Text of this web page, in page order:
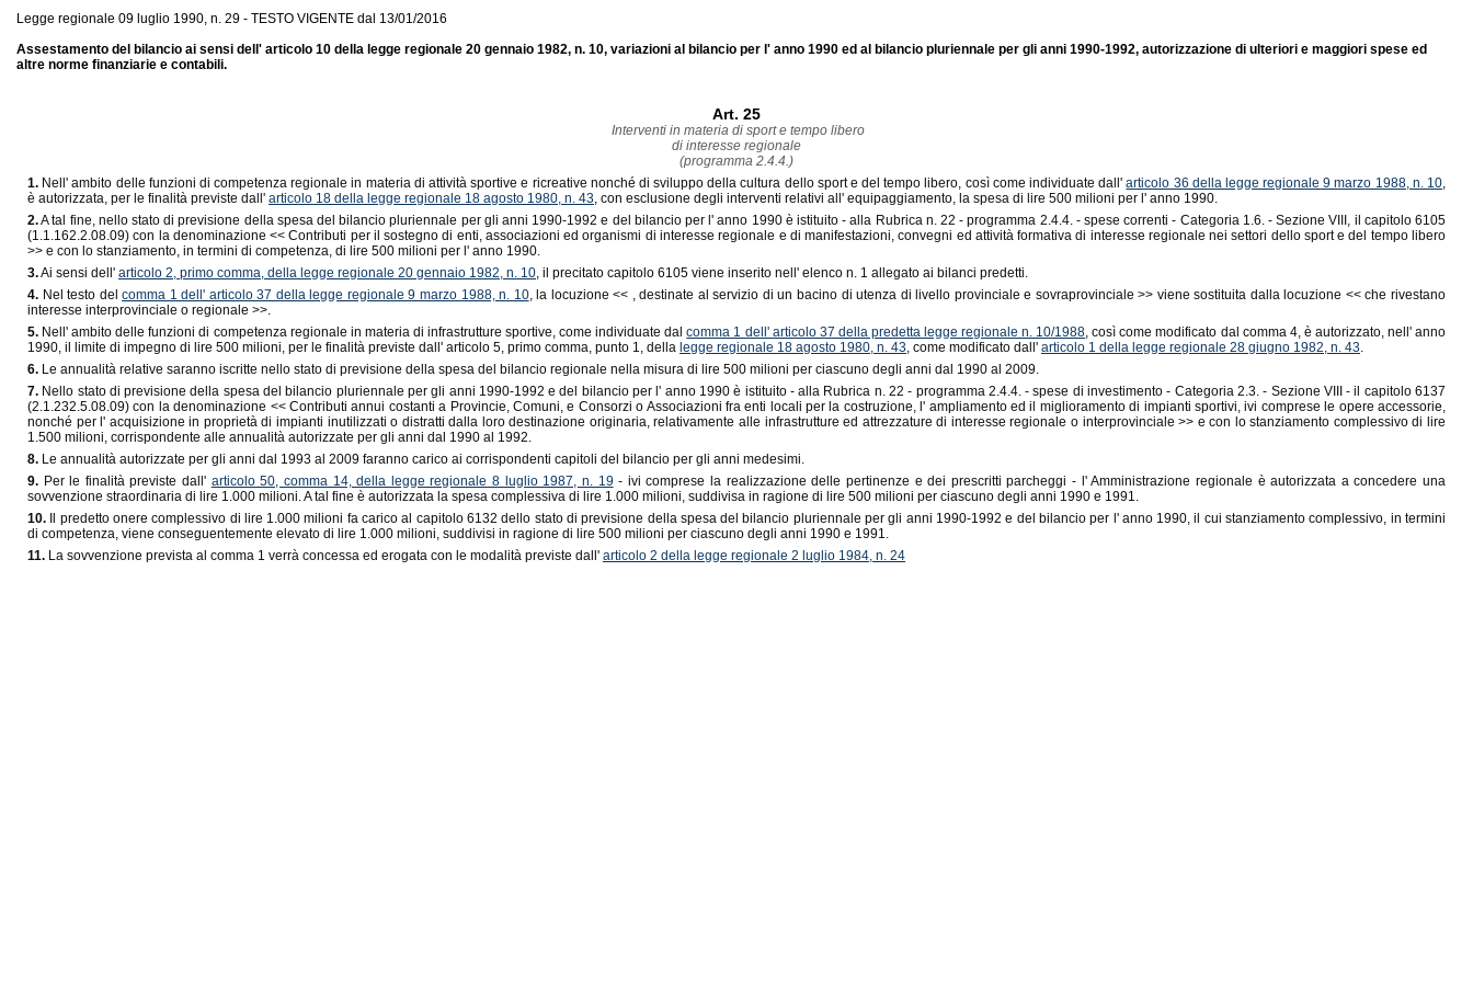
Legge regionale 09 luglio 1990, n. 29 - TESTO VIGENTE dal 13/01/2016
Assestamento del bilancio ai sensi dell' articolo 10 della legge regionale 20 gennaio 1982, n. 10, variazioni al bilancio per l' anno 1990 ed al bilancio pluriennale per gli anni 1990-1992, autorizzazione di ulteriori e maggiori spese ed
altre norme finanziarie e contabili.
Art. 25
Interventi in materia di sport e tempo libero
di interesse regionale
(programma 2.4.4.)
1. Nell' ambito delle funzioni di competenza regionale in materia di attività sportive e ricreative nonché di sviluppo della cultura dello sport e del tempo libero, così come individuate dall'articolo 36 della legge regionale 9 marzo 1988, n. 10,
è autorizzata, per le finalità previste dall' articolo 18 della legge regionale 18 agosto 1980, n. 43, con esclusione degli interventi relativi all' equipaggiamento, la spesa di lire 500 milioni per l' anno 1990.
2.A tal fine, nello stato di previsione della spesa del bilancio pluriennale per gli anni 1990-1992 e del bilancio per l' anno 1990 è istituito - alla Rubrica n. 22 - programma 2.4.4. - spese correnti - Categoria 1.6. - Sezione VIII, il capitolo 6105
(1.1.162.2.08.09) con la denominazione << Contributi per il sostegno di enti, associazioni ed organismi di interesse regionale e di manifestazioni, convegni ed attività formativa di interesse regionale nei settori dello sport e del tempo libero
>> e con lo stanziamento, in termini di competenza, di lire 500 milioni per l' anno 1990.
3.Ai sensi dell' articolo 2, primo comma, della legge regionale 20 gennaio 1982, n. 10, il precitato capitolo 6105 viene inserito nell' elenco n. 1 allegato ai bilanci predetti.
4. Nel testo delcomma 1 dell' articolo 37 della legge regionale 9 marzo 1988, n. 10, la locuzione << , destinate al servizio di un bacino di utenza di livello provinciale e sovraprovinciale >> viene sostituita dalla locuzione << che rivestano
interesse interprovinciale o regionale >>.
5. Nell' ambito delle funzioni di competenza regionale in materia di infrastrutture sportive, come individuate dalcomma 1 dell' articolo 37 della predetta legge regionale n. 10/1988, così come modificato dal comma 4, è autorizzato, nell' anno
1990, il limite di impegno di lire 500 milioni, per le finalità previste dall' articolo 5, primo comma, punto 1, della legge regionale 18 agosto 1980, n. 43, come modificato dall' articolo 1 della legge regionale 28 giugno 1982, n. 43.
6. Le annualità relative saranno iscritte nello stato di previsione della spesa del bilancio regionale nella misura di lire 500 milioni per ciascuno degli anni dal 1990 al 2009.
7. Nello stato di previsione della spesa del bilancio pluriennale per gli anni 1990-1992 e del bilancio per l' anno 1990 è istituito - alla Rubrica n. 22 - programma 2.4.4. - spese di investimento - Categoria 2.3. - Sezione VIII - il capitolo 6137
(2.1.232.5.08.09) con la denominazione << Contributi annui costanti a Provincie, Comuni, e Consorzi o Associazioni fra enti locali per la costruzione, l' ampliamento ed il miglioramento di impianti sportivi, ivi comprese le opere accessorie,
nonché per l' acquisizione in proprietà di impianti inutilizzati o distratti dalla loro destinazione originaria, relativamente alle infrastrutture ed attrezzature di interesse regionale o interprovinciale >> e con lo stanziamento complessivo di lire
1.500 milioni, corrispondente alle annualità autorizzate per gli anni dal 1990 al 1992.
8. Le annualità autorizzate per gli anni dal 1993 al 2009 faranno carico ai corrispondenti capitoli del bilancio per gli anni medesimi.
9. Per le finalità previste dall' articolo 50, comma 14, della legge regionale 8 luglio 1987, n. 19- ivi comprese la realizzazione delle pertinenze e dei prescritti parcheggi - l' Amministrazione regionale è autorizzata a concedere una
sovvenzione straordinaria di lire 1.000 milioni. A tal fine è autorizzata la spesa complessiva di lire 1.000 milioni, suddivisa in ragione di lire 500 milioni per ciascuno degli anni 1990 e 1991.
10. Il predetto onere complessivo di lire 1.000 milioni fa carico al capitolo 6132 dello stato di previsione della spesa del bilancio pluriennale per gli anni 1990-1992 e del bilancio per l' anno 1990, il cui stanziamento complessivo, in termini
di competenza, viene conseguentemente elevato di lire 1.000 milioni, suddivisi in ragione di lire 500 milioni per ciascuno degli anni 1990 e 1991.
11. La sovvenzione prevista al comma 1 verrà concessa ed erogata con le modalità previste dall' articolo 2 della legge regionale 2 luglio 1984, n. 24